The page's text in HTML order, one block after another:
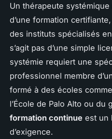
Un thérapeute
d’une formation
des instituts spécialisés
s’agit pas d’une simple
systémie requiert une
professionnel membre
formé à des écoles
l’École de Palo Alto ou du
formation continue est un
d’exigence.